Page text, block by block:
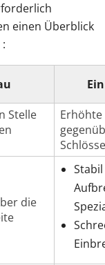
einen Überblick
Stelle
die